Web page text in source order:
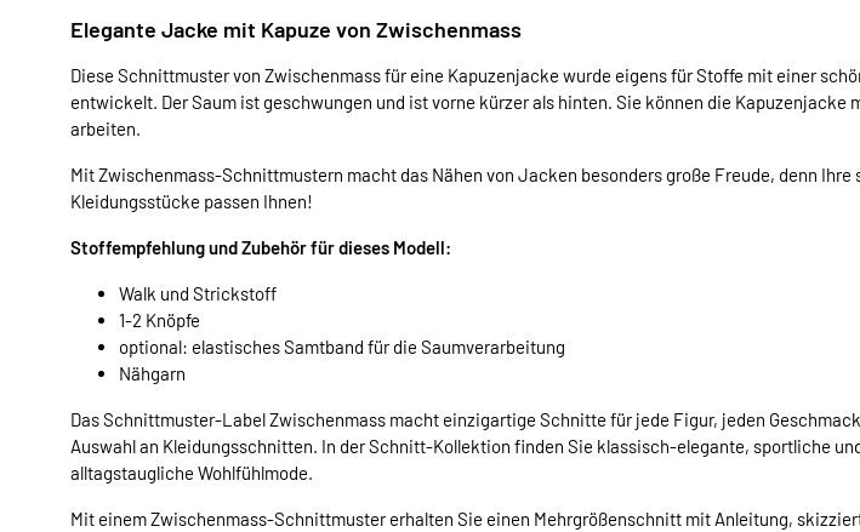
Elegante Jacke mit Kapuze von Zwischenmass
Diese Schnittmuster von Zwischenmass für eine Kapuzenjacke wurde eigens für Stoffe mit einer
entwickelt. Der Saum ist geschwungen und ist vorne kürzer als hinten. Sie können die Kapuzenjacke
arbeiten.
Mit Zwischenmass-Schnittmustern macht das Nähen von Jacken besonders große Freude, denn Ihre
Kleidungsstücke passen Ihnen!
Stoffempfehlung und Zubehör für dieses Modell:
Walk und Strickstoff
1-2 Knöpfe
optional: elastisches Samtband für die Saumverarbeitung
Nähgarn
Das Schnittmuster-Label Zwischenmass macht einzigartige Schnitte für jede Figur, jeden
Auswahl an Kleidungsschnitten. In der Schnitt-Kollektion finden Sie klassisch-elegante, sportliche
alltagstaugliche Wohlfühlmode.
Mit einem Zwischenmass-Schnittmuster erhalten Sie einen Mehrgrößenschnitt mit Anleitung,